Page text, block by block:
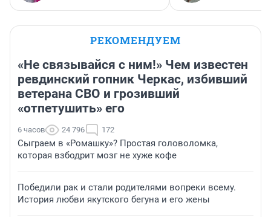
РЕКОМЕНДУЕМ
«Не связывайся с ним!» Чем известен
ревдинский гопник Черкас, избивший
ветерана СВО и грозивший
«отпетушить» его
6 часов 24 796 172
Сыграем в «Ромашку»? Простая головоломка,
которая взбодрит мозг не хуже кофе
Победили рак и стали родителями вопреки всему.
История любви якутского бегуна и его жены